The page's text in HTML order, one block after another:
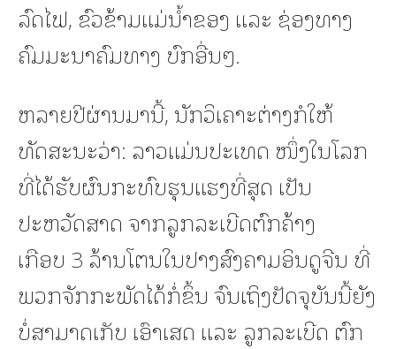
ລົດໄຟ, ຂົວຂ້າມແມ່ນໍ້າຂອງ ແລະ ຊ່ອງທາງ
ຄົມມະນາຄົມທາງ ບົກອື່ນໆ.
ຫລາຍປີຜ່ານມານີ້, ນັກວິເຄາະຕ່າງກໍໃຫ້
ທັດສະນະວ່າ: ລາວແມ່ນປະເທດ ໜຶ່ງໃນໂລກ
ທີ່ໄດ້ຮັບຜົນກະທົບຮຸນແຮງທີ່ສຸດ ເປັນ
ປະຫວັດສາດ ຈາກລູກລະເບີດຕົກຄ້າງ
ເກືອບ 3 ລ້ານໂຕນໃນປາງສົງຄາມອິນດູຈີນ ທີ່
ພວກຈັກກະພັດໄດ້ກໍ່ຂຶ້ນ ຈົນເຖິງປັດຈຸບັນນີ້ຍັງ
ບໍ່ສາມາດເກັບ ເອົາເສດ ແລະ ລູກລະເບີດ ຕົກ